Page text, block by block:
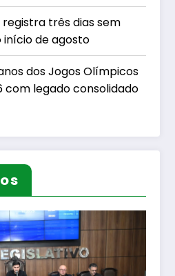
registra três dias sem
início de agosto
dos Jogos Olímpicos
com legado consolidado